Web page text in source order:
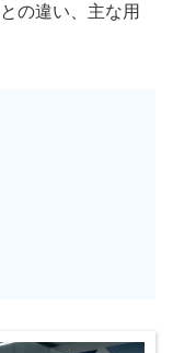
との違い、主な用